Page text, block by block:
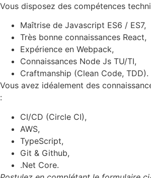
Vous disposez des compétences
Maîtrise de Javascript ES6 / ES7,
Très bonne connaissances React,
Expérience en Webpack,
Connaissances Node Js TU/TI,
Craftmanship (Clean Code, TDD).
Vous avez idéalement des
:
CI/CD (Circle CI),
AWS,
TypeScript,
Git & Github,
.Net Core.